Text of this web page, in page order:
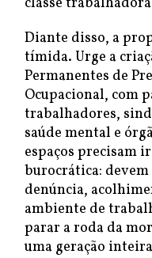
Diante disso, a
tímida. Urge a
Permanentes de
Ocupacional, com
trabalhadores,
saúde mental e
espaços precisam
burocrática:
denúncia,
ambiente de
parar a roda da
uma geração